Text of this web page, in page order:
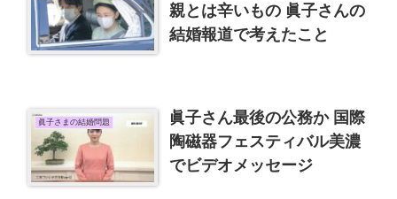
親とは辛いもの 眞子さんの
結婚報道で考えたこと
眞子さまの結婚問題
眞子さん最後の公務か 国際
陶磁器フェスティバル美濃
でビデオメッセージ